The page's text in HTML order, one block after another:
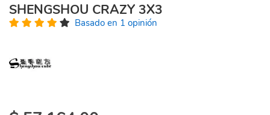
SHENGSHOU CRAZY 3X3
Basado en 1 opinión